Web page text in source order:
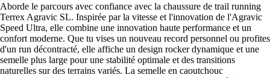
Aborde le parcours avec confiance avec la chaussure de trail running
Terrex Agravic SL. Inspirée par la vitesse et l'innovation de l'Agravic
Speed Ultra, elle combine une innovation haute performance et un
confort moderne. Que tu vises un nouveau record personnel ou profites
d'un run décontracté, elle affiche un design rocker dynamique et une
semelle plus large pour une stabilité optimale et des transitions
naturelles sur des terrains variés. La semelle en caoutchouc